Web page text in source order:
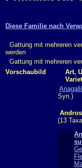
Diese Familie nach
Gattung mit mehreren
werden
Gattung mit mehreren
Vorschaubild
Art,
Syn.)
(13